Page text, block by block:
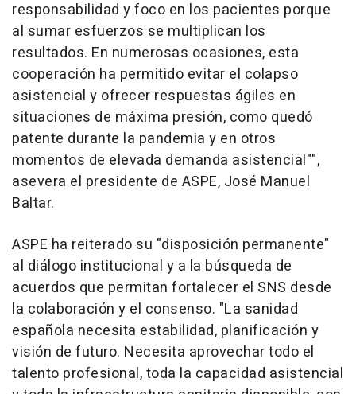
responsabilidad y foco en los pacientes porque
al sumar esfuerzos se multiplican los
resultados. En numerosas ocasiones, esta
cooperación ha permitido evitar el colapso
asistencial y ofrecer respuestas ágiles en
situaciones de máxima presión, como quedó
patente durante la pandemia y en otros
momentos de elevada demanda asistencial"",
asevera el presidente de ASPE, José Manuel
Baltar.
ASPE ha reiterado su "disposición permanente"
al diálogo institucional y a la búsqueda de
acuerdos que permitan fortalecer el SNS desde
la colaboración y el consenso. "La sanidad
española necesita estabilidad, planificación y
visión de futuro. Necesita aprovechar todo el
talento profesional, toda la capacidad asistencial